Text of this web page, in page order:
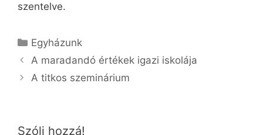
szentelve.
Kategória
Egyházunk
A maradandó értékek igazi iskolája
A titkos szeminárium
Szólj hozzá!